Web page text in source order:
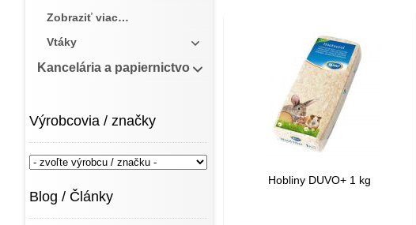
Zobraziť viac…
Vtáky
Kancelária a papiernictvo
Výrobcovia / značky
Blog / Články
Hobliny DUVO+ 1 kg